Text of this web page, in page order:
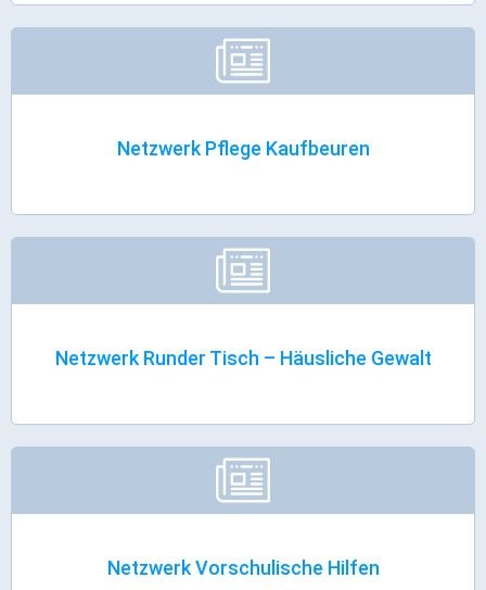
Ortsrecht & Bekanntmachungen
Bauleitplanung & Stadtentwicklung
Stellenangebote
Bildung & Erziehung
Familie & Gleichstellung
Stadtgeschichte & -teile
Veranstaltungsräume
Willkommen in der Altstadt
ÖPNV
Netzwerk Pflege Kaufbeuren
Netzwerk Runder Tisch – Häusliche Gewalt
Netzwerk Vorschulische Hilfen